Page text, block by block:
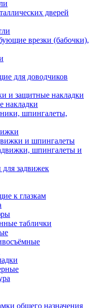
дверей
врезки (бабочки),
для доводчиков
и защитные накладки
накладки
шпингалеты,
и шпингалеты
шпингалеты и
задвижек
к глазкам
таблички
общего назначения